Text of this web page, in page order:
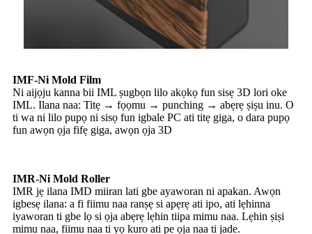
IMF-Ni Mold Film
Ni aijọju kanna bii IML ṣugbọn lilo akọkọ fun sisẹ 3D lori oke
IML. Ilana naa: Titẹ → fọọmu → punching → abẹrẹ ṣiṣu inu. O
ti wa ni lilo pupọ ni sisọ fun igbale PC ati titẹ giga, o dara pupọ
fun awọn ọja fifẹ giga, awọn ọja 3D
IMR-Ni Mold Roller
IMR jẹ ilana IMD miiran lati gbe ayaworan ni apakan. Awọn
igbesẹ ilana: a fi fiimu naa ranṣẹ si apẹrẹ ati ipo, ati lẹhinna
iyaworan ti gbe lọ si ọja abẹrẹ lẹhin tiipa mimu naa. Lẹhin ṣiṣi
mimu naa, fiimu naa ti yọ kuro ati pe ọja naa ti jade.